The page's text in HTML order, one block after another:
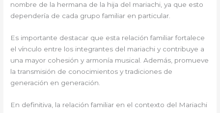
nombre de la hermana de la hija del mariachi, ya que esto
dependería de cada grupo familiar en particular.
Es importante destacar que esta relación familiar fortalece
el vínculo entre los integrantes del mariachi y contribuye a
una mayor cohesión y armonía musical. Además, promueve
la transmisión de conocimientos y tradiciones de
generación en generación.
En definitiva, la relación familiar en el contexto del Mariachi